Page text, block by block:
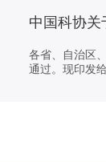
中国科协
各省、自治区
通过。现印发